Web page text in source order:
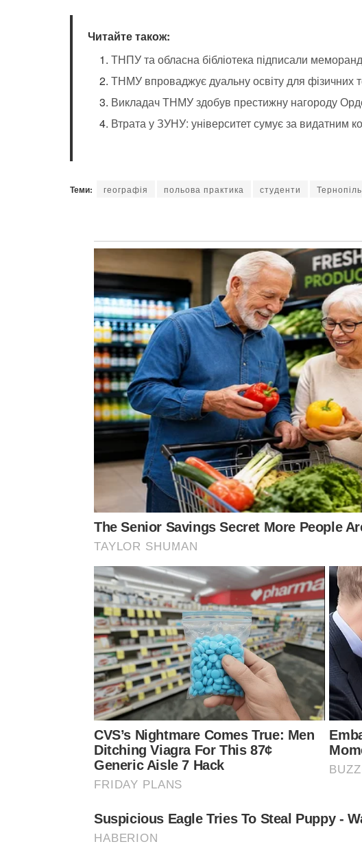
Читайте також:
ТНПУ та обласна бібліотека підписали
ТНМУ впроваджує дуальну освіту для фізичних
Викладач ТНМУ здобув престижну нагороду
Втрата у ЗУНУ: університет сумує за видатним
Теми: географія польова практика студенти Тернопіль